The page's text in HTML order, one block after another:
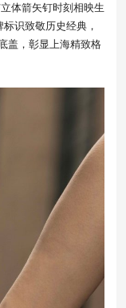
体箭矢钉时刻相映生
识致敬历史经典，
盖，彰显上海精致格